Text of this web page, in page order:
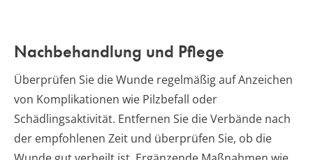
Nachbehandlung und Pflege
Überprüfen Sie die Wunde regelmäßig auf Anzeichen
von Komplikationen wie Pilzbefall oder
Schädlingsaktivität. Entfernen Sie die Verbände nach
der empfohlenen Zeit und überprüfen Sie, ob die